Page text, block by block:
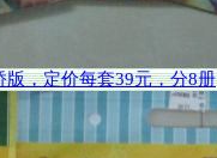
，定价每套39元，分8册